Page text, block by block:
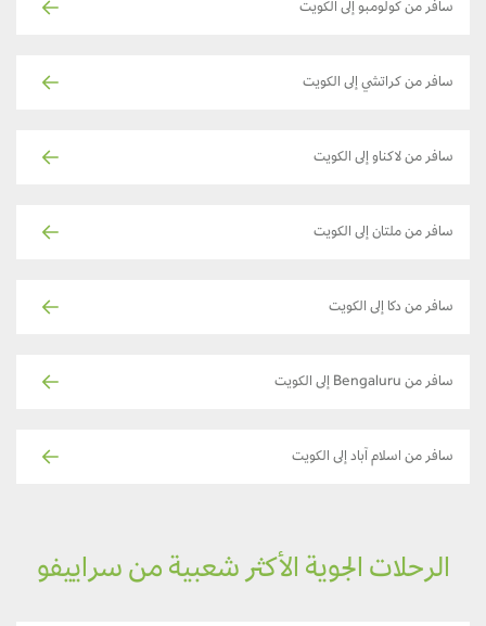
سافر من كولومبو إلى الكويت
سافر من كراتشي إلى الكويت
سافر من لاكناو إلى الكويت
سافر من ملتان إلى الكويت
سافر من دكا إلى الكويت
سافر من Bengaluru إلى الكويت
سافر من اسلام آباد إلى الكويت
الرحلات الجوية الأكثر شعبية من سراييفو